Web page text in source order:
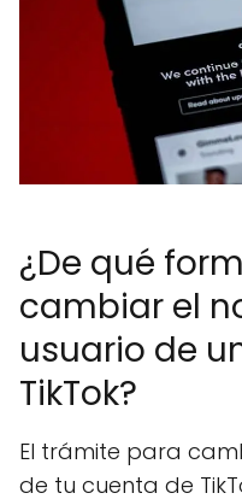
¿De qué
cambiar el
usuario de
TikTok?
El trámite para
de tu cuenta de